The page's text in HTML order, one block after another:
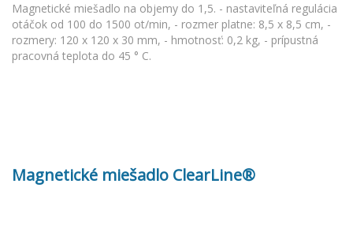
Magnetické miešadlo na objemy do 1,5. - nastaviteľná regulácia
otáčok od 100 do 1500 ot/min, - rozmer platne: 8,5 x 8,5 cm, -
rozmery: 120 x 120 x 30 mm, - hmotnosť: 0,2 kg, - prípustná
pracovná teplota do 45 ° C.
Magnetické miešadlo ClearLine®